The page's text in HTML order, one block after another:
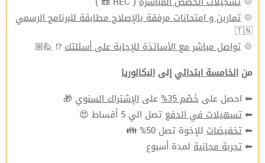
💠 تمارين و امتحانات مرفقة بالإصلاح مطابقة للبرنامج الرسمي
🇹🇳
💠 تواصل مباشر مع الأساتذة للإجابة على أسئلتك⁉ 🙋🏼
من الخامسة ابتدائي إلى البكالوريا
⬅ احصل على خَصْم 35% على الإشتراك السنوي 🎁
⬅تسهيلات في الدفع تصل الي 5 أقساط 😍
⬅تخفيضات للإخوة تصل 50% 👪
⬅تجربة مجانية لمدة أسبوع